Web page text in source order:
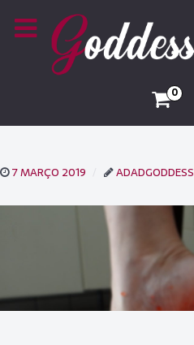
0
7 MARÇO 2019 ADADGODDESS